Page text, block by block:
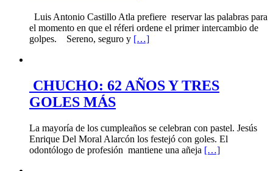
Luis Antonio Castillo Atla prefiere reservar las palabras para
el momento en que el réferi ordene el primer intercambio de
golpes. Sereno, seguro y […]
CHUCHO: 62 AÑOS Y TRES
GOLES MÁS
La mayoría de los cumpleaños se celebran con pastel. Jesús
Enrique Del Moral Alarcón los festejó con goles. El
odontólogo de profesión mantiene una añeja […]